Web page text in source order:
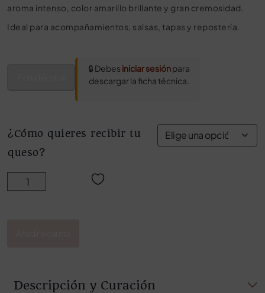
aroma intenso, color amarillo brillante y gran cremosidad.
Ideal para acompañamientos, salsas, tapas y repostería.
🔒 Debes iniciar sesiónpara
descargar la ficha técnica.
¿Cómo quieres recibir tu
queso?
CREMA DE QUESO CON QUESO CAMEMBERT cantidad
Descripción y Curación